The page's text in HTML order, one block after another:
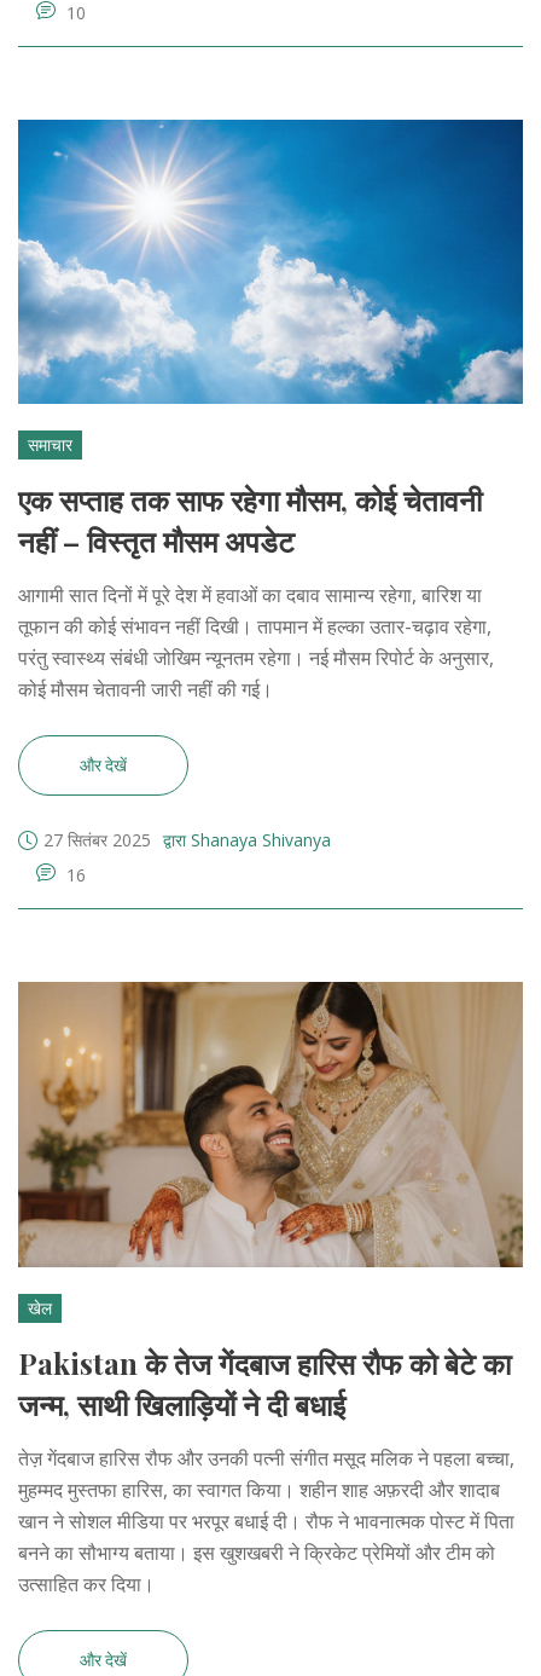
10
समाचार
एक सप्ताह तक साफ रहेगा मौसम, कोई चेतावनी
नहीं – विस्तृत मौसम अपडेट
आगामी सात दिनों में पूरे देश में हवाओं का दबाव सामान्य रहेगा, बारिश या
तूफान की कोई संभावन नहीं दिखी। तापमान में हल्का उतार-चढ़ाव रहेगा,
परंतु स्वास्थ्य संबंधी जोखिम न्यूनतम रहेगा। नई मौसम रिपोर्ट के अनुसार,
कोई मौसम चेतावनी जारी नहीं की गई।
और देखें
27 सितंबर 2025 द्वारा Shanaya Shivanya
16
खेल
Pakistan के तेज गेंदबाज हारिस रौफ को बेटे का
जन्म, साथी खिलाड़ियों ने दी बधाई
तेज़ गेंदबाज हारिस रौफ और उनकी पत्नी संगीत मसूद मलिक ने पहला बच्चा,
मुहम्मद मुस्तफा हारिस, का स्वागत किया। शहीन शाह अफ़रदी और शादाब
खान ने सोशल मीडिया पर भरपूर बधाई दी। रौफ ने भावनात्मक पोस्ट में पिता
बनने का सौभाग्य बताया। इस खुशखबरी ने क्रिकेट प्रेमियों और टीम को
उत्साहित कर दिया।
और देखें